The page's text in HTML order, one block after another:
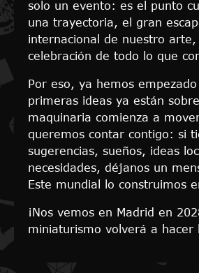
solo un evento: es el punto
una trayectoria, el gran
internacional de nuestro arte,
celebración de todo lo que
Por eso, ya hemos
primeras ideas ya están
maquinaria comienza a
queremos contar contigo: si
sugerencias, sueños, ideas
necesidades, déjanos un
Este mundial lo construimos
¡Nos vemos en Madrid en
miniaturismo volverá a hacer